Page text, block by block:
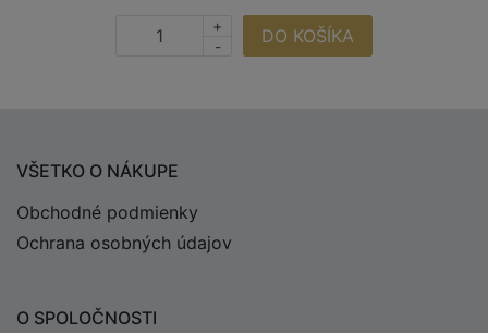
+
-
DO KOŠÍKA
VŠETKO O NÁKUPE
Obchodné podmienky
Ochrana osobných údajov
O SPOLOČNOSTI